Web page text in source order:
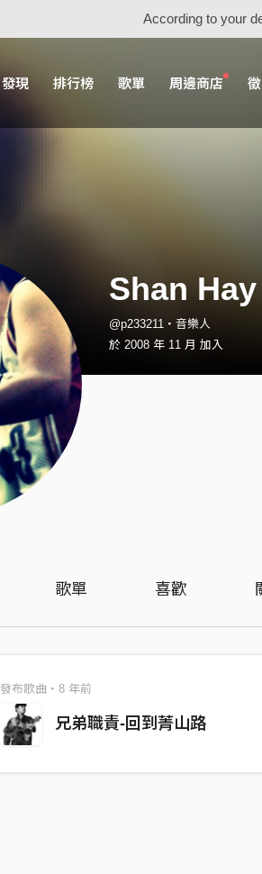
According to your
發現 排行榜 歌單 周邊商店
Shan Hay
@p233211・音樂人
於 2008 年 11 月 加入
歌單 喜歡
發布歌曲・8 年前
兄弟職責-回到菁山路